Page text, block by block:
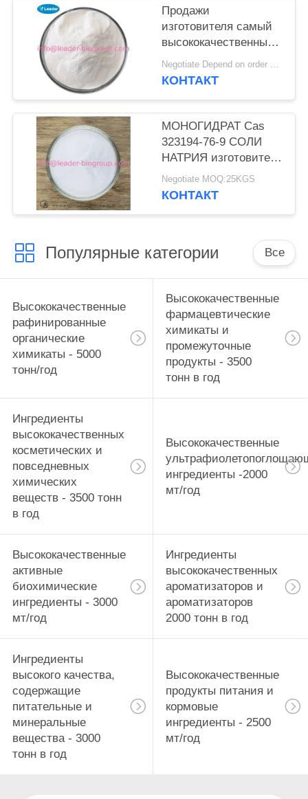
Продажи
изготовителя самый
высококачественный l
Китая (+) -
хлоргидрат CAS 3184-
Negotiate Depend on order quantity MOQ:25KGS
КОНТАКТ
МОНОГИДРАТ Cas
323194-76-9 СОЛИ
НАТРИЯ изготовителя
L-ASPARTIC фабрики
Китая северо-
Negotiate MOQ:25KGS
КОНТАКТ
Популярные категории Все
Высококачественные
рафинированные
органические
химикаты - 5000
тонн/год
Высококачественные
фармацевтические
химикаты и
промежуточные
продукты - 3500
тонн в год
Ингредиенты
высококачественных
косметических и
повседневных
химических
веществ - 3500 тонн
в год
Высококачественные
ингредиенты -2000
мт/год
Высококачественные
активные
биохимические
ингредиенты - 3000
мт/год
Ингредиенты
высококачественных
ароматизаторов и
ароматизаторов
2000 тонн в год
Ингредиенты
высокого качества,
содержащие
питательные и
минеральные
вещества - 3000
тонн в год
Высококачественные
продукты питания и
кормовые
ингредиенты - 2500
мт/год